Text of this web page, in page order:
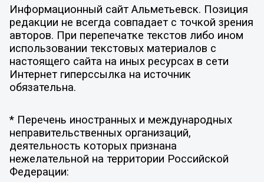
Информационный сайт Альметьевск. Позиция
редакции не всегда совпадает с точкой зрения
авторов. При перепечатке текстов либо ином
использовании текстовых материалов с
настоящего сайта на иных ресурсах в сети
Интернет гиперссылка на источник
обязательна.
* Перечень иностранных и международных
неправительственных организаций,
деятельность которых признана
нежелательной на территории Российской
Федерации: